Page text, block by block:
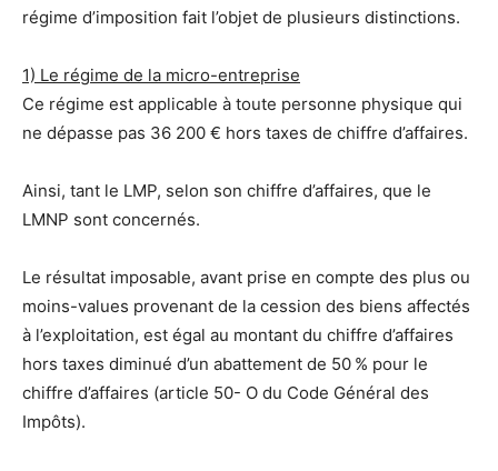
régime d’imposition fait l’objet de plusieurs distinctions.
1) Le régime de la micro-entreprise
Ce régime est applicable à toute personne physique qui
ne dépasse pas 36 200 € hors taxes de chiffre d’affaires.
Ainsi, tant le LMP, selon son chiffre d’affaires, que le
LMNP sont concernés.
Le résultat imposable, avant prise en compte des plus ou
moins-values provenant de la cession des biens affectés
à l’exploitation, est égal au montant du chiffre d’affaires
hors taxes diminué d’un abattement de 50 % pour le
chiffre d’affaires (article 50- O du Code Général des
Impôts).